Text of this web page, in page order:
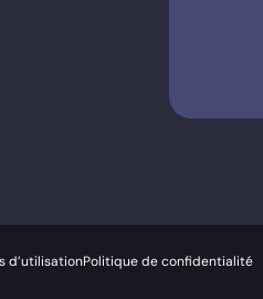
d’utilisationPolitique de confidentialité